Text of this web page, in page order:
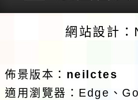
網站設計
佈景版本： neilctes
適用瀏覽器：Edge、